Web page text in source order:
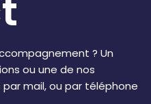
? Un
ou une de nos
mail, ou par téléphone